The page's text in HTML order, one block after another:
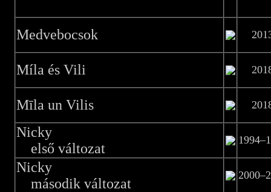
Medvebocsok
Míla és Vili
Mīla un Vilis
Nicky
első változat
Nicky
második változat